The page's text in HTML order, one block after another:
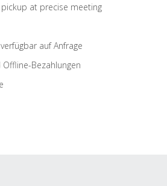
at precise meeting
auf Anfrage
Bezahlungen